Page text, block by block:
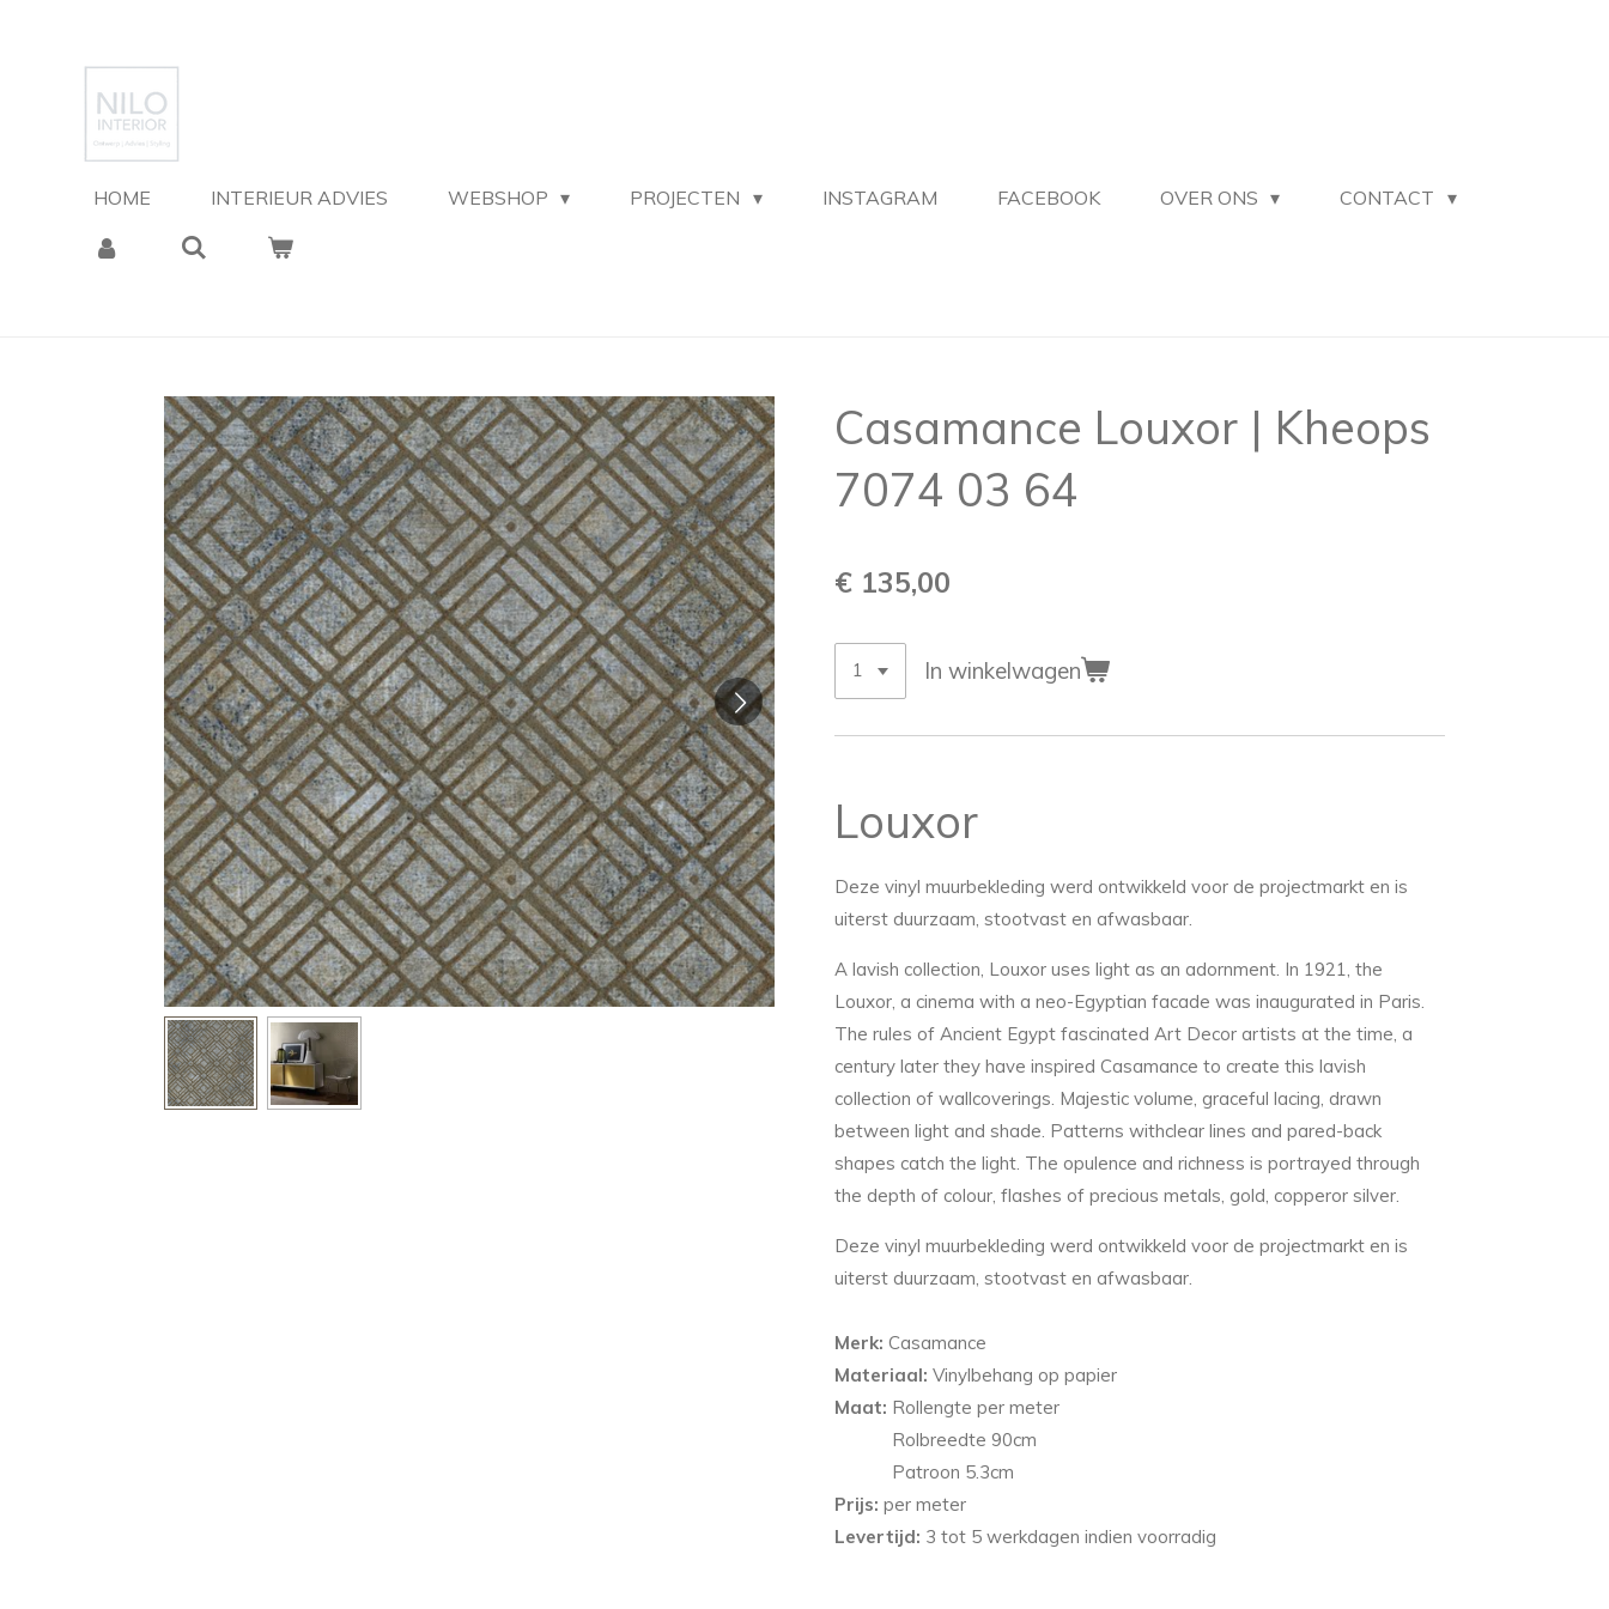
hoofdinhoud
HOME INTERIEUR ADVIES WEBSHOP PROJECTEN INSTAGRAM FACEBOOK OVER ONS CONTACT
Casamance Louxor | Kheops
7074 03 64
€ 135,00
In winkelwagen
Louxor
Deze vinyl muurbekleding werd ontwikkeld voor de projectmarkt en is
uiterst duurzaam, stootvast en afwasbaar.
A lavish collection, Louxor uses light as an adornment. In 1921, the
Louxor, a cinema with a neo-Egyptian facade was inaugurated in Paris.
The rules of Ancient Egypt fascinated Art Decor artists at the time, a
century later they have inspired Casamance to create this lavish
collection of wallcoverings. Majestic volume, graceful lacing, drawn
between light and shade. Patterns withclear lines and pared-back
shapes catch the light. The opulence and richness is portrayed through
the depth of colour, flashes of precious metals, gold, copperor silver.
Deze vinyl muurbekleding werd ontwikkeld voor de projectmarkt en is
uiterst duurzaam, stootvast en afwasbaar.
Merk: Casamance
Materiaal: Vinylbehang op papier
Maat: Rollengte per meter
Rolbreedte 90cm
Patroon 5.3cm
Prijs: per meter
Levertijd: 3 tot 5 werkdagen indien voorradig